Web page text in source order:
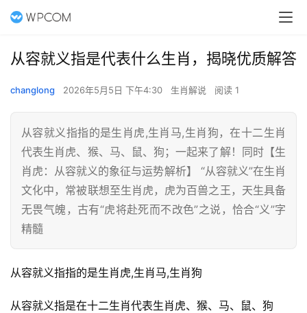
从容就义指是代表什么生肖，揭晓优质解答
changlong 2026年5月5日 下午4:30 生肖解说 阅读 1
从容就义指指的是生肖虎,生肖马,生肖狗，在十二生肖
代表生肖虎、猴、马、鼠、狗；一起来了解！同时【生
肖虎：从容就义的象征与运势解析】 “从容就义”在生肖
文化中，常被联想至生肖虎，虎为百兽之王，天生具备
无畏气魄，古有“虎将赴死而不改色”之说，恰合“义”字
精髓
从容就义指指的是生肖虎,生肖马,生肖狗
从容就义指是在十二生肖代表生肖虎、猴、马、鼠、狗